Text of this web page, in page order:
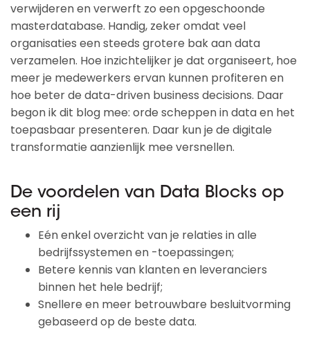
verwijderen en verwerft zo een opgeschoonde
masterdatabase. Handig, zeker omdat veel
organisaties een steeds grotere bak aan data
verzamelen. Hoe inzichtelijker je dat organiseert, hoe
meer je medewerkers ervan kunnen profiteren en
hoe beter de data-driven business decisions. Daar
begon ik dit blog mee: orde scheppen in data en het
toepasbaar presenteren. Daar kun je de digitale
transformatie aanzienlijk mee versnellen.
De voordelen van Data Blocks op
een rij
Eén enkel overzicht van je relaties in alle
bedrijfssystemen en -toepassingen;
Betere kennis van klanten en leveranciers
binnen het hele bedrijf;
Snellere en meer betrouwbare besluitvorming
gebaseerd op de beste data.